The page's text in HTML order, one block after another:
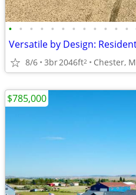
• • • • • • • • • • • •
Versatile by Design:
8/6 3br2046ft2 Chester,
$785,000